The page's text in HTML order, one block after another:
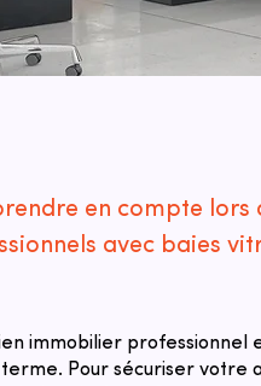
en compte lors
avec baies
immobilier professionnel
Pour sécuriser votre